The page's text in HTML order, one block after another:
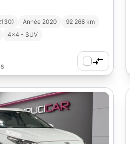
Année 2020
92 268 km
4x4 - SUV